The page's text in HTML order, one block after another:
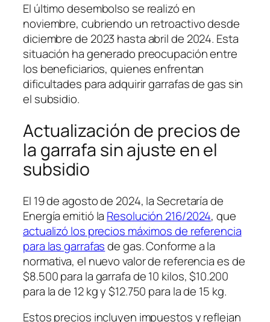
El último desembolso se realizó en
noviembre, cubriendo un retroactivo desde
diciembre de 2023 hasta abril de 2024. Esta
situación ha generado preocupación entre
los beneficiarios, quienes enfrentan
dificultades para adquirir garrafas de gas sin
el subsidio.
Actualización de precios de
la garrafa sin ajuste en el
subsidio
El 19 de agosto de 2024, la Secretaría de
Energía emitió la Resolución 216/2024, que
actualizó los precios máximos de referencia
para las garrafasde gas. Conforme a la
normativa, el nuevo valor de referencia es de
$8.500 para la garrafa de 10 kilos, $10.200
para la de 12 kg y $12.750 para la de 15 kg.
Estos precios incluyen impuestos y reflejan